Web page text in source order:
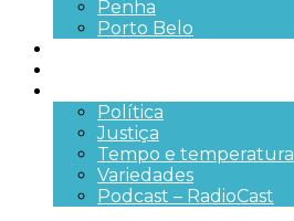
Penha
Porto Belo
Política
Justiça
Tempo e temperatura
Variedades
Podcast – RadioCast